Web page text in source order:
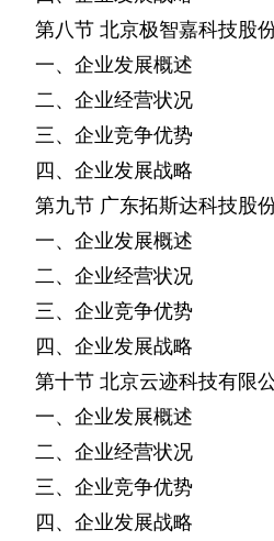
第八节 北京极智嘉科技股
一、企业发展概述
二、企业经营状况
三、企业竞争优势
四、企业发展战略
第九节 广东拓斯达科技股
一、企业发展概述
二、企业经营状况
三、企业竞争优势
四、企业发展战略
第十节 北京云迹科技有限
一、企业发展概述
二、企业经营状况
三、企业竞争优势
四、企业发展战略